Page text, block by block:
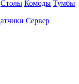
Столы Комоды Тумбы
Сервер